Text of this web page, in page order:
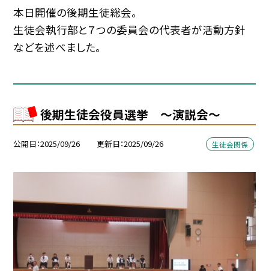
本日開催の後期生徒総会。
生徒会執行部と７つの委員会の代表者が活動方針
などを述べました。
後期生徒会役員選挙 ～演説会～
公開日 2025/09/26 更新日 2025/09/26 生徒会関係